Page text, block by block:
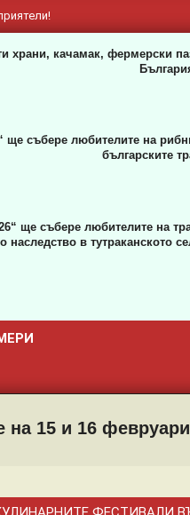
храни, качамак, фермерски
ще събере любителите на
българските
ще събере любителите на
наследство в тутраканското
15 и 16 февруари